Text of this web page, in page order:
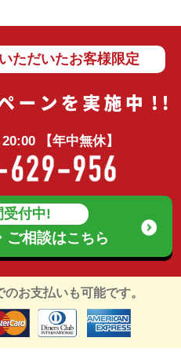
ただいたお客様限定
【年中無休】
受付中!
ご相談はこちら
お支払いも可能です。